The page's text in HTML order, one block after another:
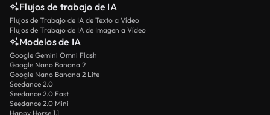
Flujos de trabajo de IA
Flujos de Trabajo de IA de Texto a Vídeo
Flujos de Trabajo de IA de Imagen a Vídeo
Modelos de IA
Google Gemini Omni Flash
Google Nano Banana 2
Google Nano Banana 2 Lite
Seedance 2.0
Seedance 2.0 Fast
Seedance 2.0 Mini
Happy Horse 1.1